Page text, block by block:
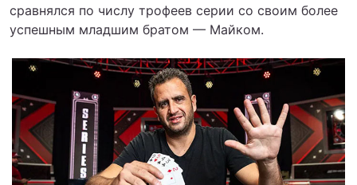
сравнялся по числу трофеев серии со своим более
успешным младшим братом — Майком.